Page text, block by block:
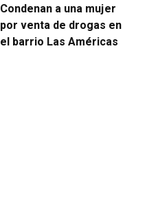
Condenan a una mujer
por venta de drogas en
el barrio Las Américas